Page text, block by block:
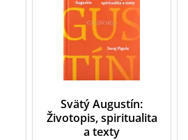
Svätý Augustín:
Životopis, spiritualita
a texty